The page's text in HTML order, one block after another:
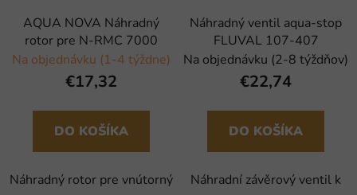
AQUA NOVA Náhradný
rotor pre N-RMC 7000
Na objednávku (1-4 týždne)
€17,32
DO KOŠÍKA
Náhradný rotor pre vnútorný
Náhradný ventil aqua-stop
FLUVAL 107-407
Na objednávku (2-8 týždňov)
€22,74
DO KOŠÍKA
Náhradní závěrový ventil k